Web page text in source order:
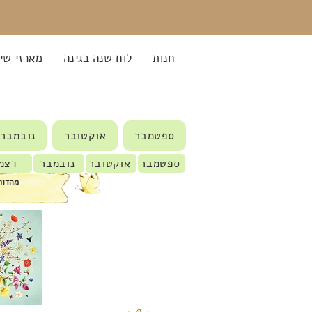
חנות לוח שנה בגינה מארזי שי
נובמבר אוקטובר
ספטמבר
נובמבר אוקטובר ספטמבר